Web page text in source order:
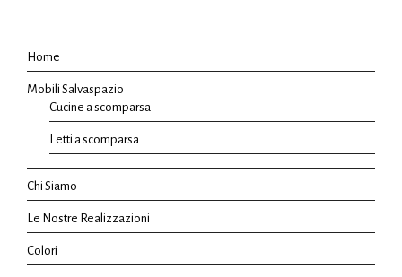
Home
Mobili Salvaspazio
Cucine a scomparsa
Letti a scomparsa
Chi Siamo
Le Nostre Realizzazioni
Colori